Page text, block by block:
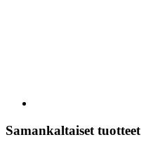
Samankaltaiset tuotteet